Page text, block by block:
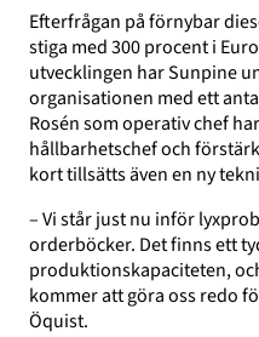
Efterfrågan på förnybar
stiga med 300 procent i
utvecklingen har Sunpine
organisationen med ett
Rosén som operativ chef
hållbarhetschef och
kort tillsätts även en ny
– Vi står just nu inför
orderböcker. Det finns ett
produktionskapaciteten,
kommer att göra oss redo
Öquist.